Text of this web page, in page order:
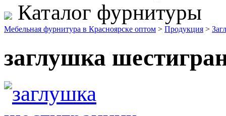
Каталог фурнитуры
Мебельная фурнитура в Красноярске оптом > Продукция >
заглушка